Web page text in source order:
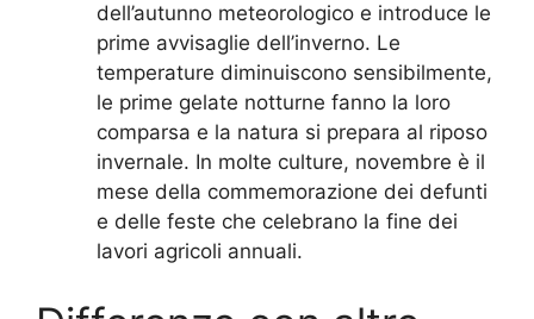
dell’autunno meteorologico e introduce le
prime avvisaglie dell’inverno. Le
temperature diminuiscono sensibilmente,
le prime gelate notturne fanno la loro
comparsa e la natura si prepara al riposo
invernale. In molte culture, novembre è il
mese della commemorazione dei defunti
e delle feste che celebrano la fine dei
lavori agricoli annuali.